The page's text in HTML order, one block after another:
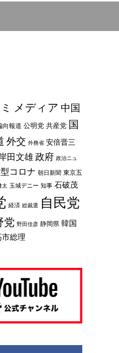
メディア 中国
向報道 公明党 共産党 国
外交 外務省 安倍晋三
田文雄 政府 政治ニュ
コロナ 朝日新聞 東京五
太 玉城デニー 知事 石破茂
経済 総裁選 自民党
党 野田佳彦 静岡県 韓国
市総理